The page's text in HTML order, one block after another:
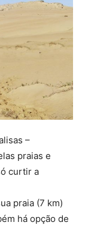
–
praias e
curtir a
praia (7 km)
há opção de